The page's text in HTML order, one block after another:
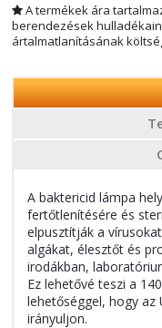
A termékek ára
berendezések
ártalmatlanításának
A baktericid lámpa
fertőtlenítésére és
elpusztítják a
algákat, élesztőt és
irodákban,
Ez lehetővé teszi a
lehetőséggel, hogy az
irányuljon.